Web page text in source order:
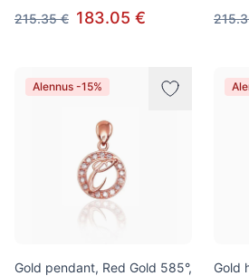
215.35 € 183.05 €
Alennus -15%
Gold pendant, Red Gold 585°,
Gold